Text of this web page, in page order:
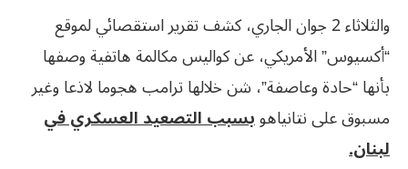
والثلاثاء 2 جوان الجاري، كشف تقرير استقصائي لموقع
“أكسيوس” الأمريكي، عن كواليس مكالمة هاتفية وصفها
بأنها “حادة وعاصفة”، شن خلالها ترامب هجوما لاذعا وغير
مسبوق على نتانياهوبسبب التصعيد العسكري في
لبنان.